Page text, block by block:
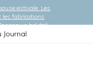
estivale. Les
les fabrications
un bel été!
Journal